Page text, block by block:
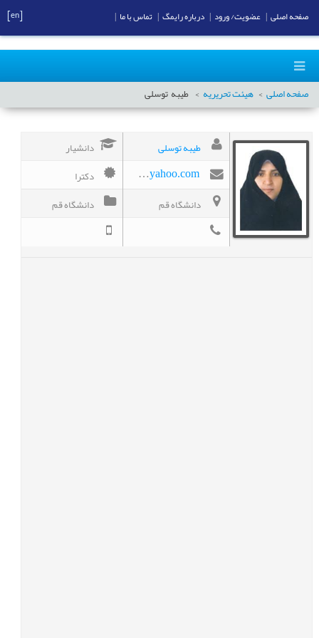
صفحه اصلی هیئت تحریریه طیبهتوسلی
طیبه توسلی دانشیار
tavassoli_t@yahoo.com
دکترا
دانشگاه قم
دانشگاه قم
صفحه اصلی عضویت/ ورود درباره رایمگ تماس با ما